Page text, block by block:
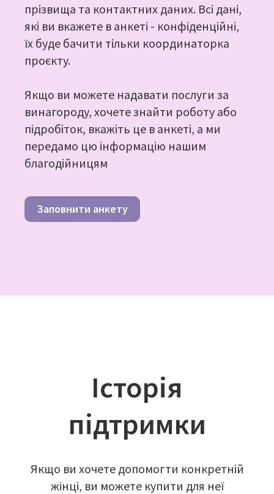
прізвища та контактних даних. Всі дані,
які ви вкажете в анкеті - конфіденційні,
їх буде бачити тільки координаторка
проєкту.
Якщо ви можете надавати послуги за
винагороду, хочете знайти роботу або
підробіток, вкажіть це в анкеті, а ми
передамо цю інформацію нашим
благодійницям
Заповнити анкету
Історія
підтримки
Якщо ви хочете допомогти конкретній
жінці, ви можете купити для неї